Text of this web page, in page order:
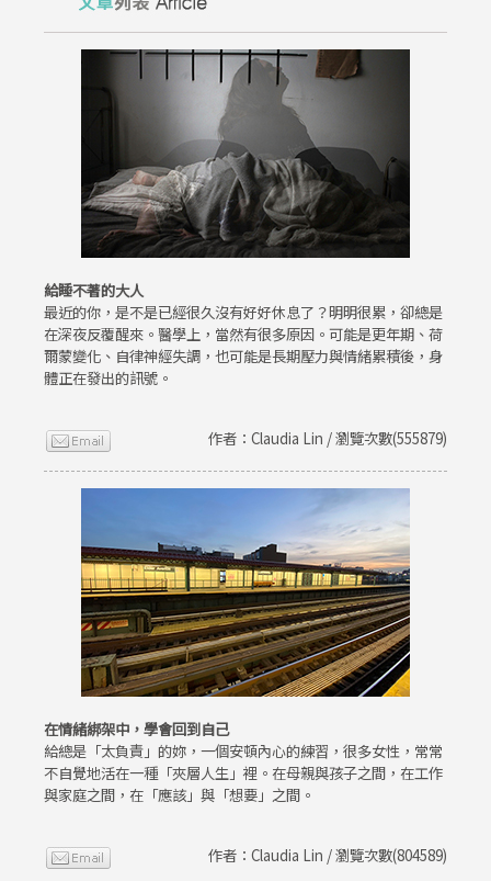
給睡不著的大人
最近的你，是不是已經很久沒有好好休息了？明明很累，卻總是
在深夜反覆醒來。醫學上，當然有很多原因。可能是更年期、荷
爾蒙變化、自律神經失調，也可能是長期壓力與情緒累積後，身
體正在發出的訊號。
作者：Claudia Lin / 瀏覽次數(555879)
在情緒綁架中，學會回到自己
給總是「太負責」的妳，一個安頓內心的練習，很多女性，常常
不自覺地活在一種「夾層人生」裡。在母親與孩子之間，在工作
與家庭之間，在「應該」與「想要」之間。
作者：Claudia Lin / 瀏覽次數(804589)